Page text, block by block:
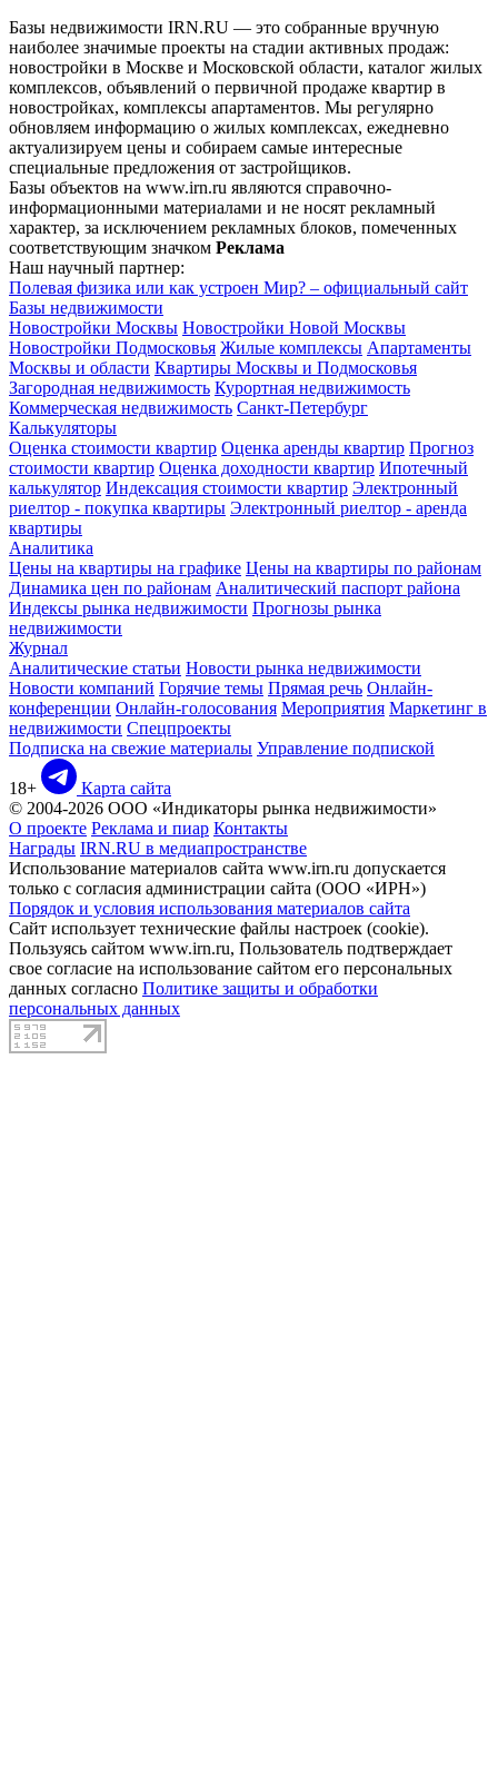
Базы недвижимости IRN.RU — это собранные вручную
наиболее значимые проекты на стадии активных продаж:
новостройки в Москве и Московской области, каталог жилых
комплексов, объявлений о первичной продаже квартир в
новостройках, комплексы апартаментов. Мы регулярно
обновляем информацию о жилых комплексах, ежедневно
актуализируем цены и собираем самые интересные
специальные предложения от застройщиков.
Базы объектов на www.irn.ru являются справочно-
информационными материалами и не носят рекламный
характер, за исключением рекламных блоков, помеченных
соответствующим значком Реклама
Наш научный партнер:
Полевая физика или как устроен Мир? – официальный сайт
Базы недвижимости
Новостройки Москвы Новостройки Новой Москвы
Новостройки Подмосковья Жилые комплексы Апартаменты
Москвы и области Квартиры Москвы и Подмосковья
Загородная недвижимость Курортная недвижимость
Коммерческая недвижимость Санкт-Петербург
Калькуляторы
Оценка стоимости квартир Оценка аренды квартир Прогноз
стоимости квартир Оценка доходности квартир Ипотечный
калькулятор Индексация стоимости квартир Электронный
риелтор - покупка квартиры Электронный риелтор - аренда
квартиры
Аналитика
Цены на квартиры на графике Цены на квартиры по районам
Динамика цен по районам Аналитический паспорт района
Индексы рынка недвижимости Прогнозы рынка
недвижимости
Журнал
Аналитические статьи Новости рынка недвижимости
Новости компаний Горячие темы Прямая речь Онлайн-
конференции Онлайн-голосования Мероприятия Маркетинг в
недвижимости Спецпроекты
Подписка на свежие материалы Управление подпиской
18+
Карта сайта
© 2004-2026 ООО «Индикаторы рынка недвижимости»
О проекте Реклама и пиар Контакты
Награды IRN.RU в медиапространстве
Использование материалов сайта www.irn.ru допускается
только с согласия администрации сайта (ООО «ИРН»)
Порядок и условия использования материалов сайта
Сайт использует технические файлы настроек (cookie).
Пользуясь сайтом www.irn.ru, Пользователь подтверждает
свое согласие на использование сайтом его персональных
данных согласно Политике защиты и обработки
персональных данных